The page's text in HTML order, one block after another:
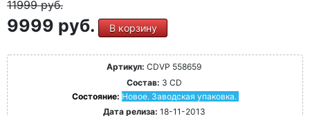
11999руб.
9999 руб. В корзину
Артикул: CDVP 558659
Состав: 3 CD
Состояние: Новое. Заводская упаковка.
Дата релиза: 18-11-2013